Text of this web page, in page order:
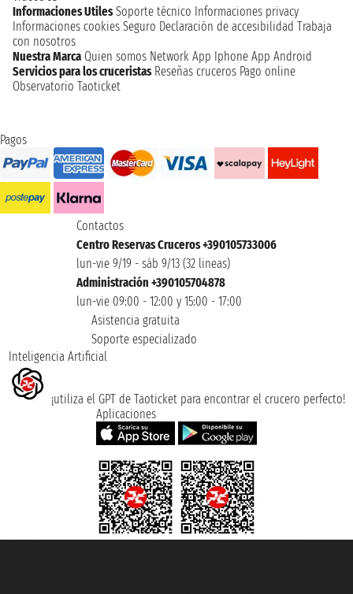
Informaciones Utiles Soporte técnico Informaciones privacy
Informaciones cookies Seguro Declaración de accesibilidad Trabaja
con nosotros
Nuestra Marca Quien somos Network App Iphone App Android
Servicios para los cruceristas Reseñas cruceros Pago online
Observatorio Taoticket
Pagos
Contactos
Centro Reservas Cruceros +390105733006
lun-vie 9/19 - sáb 9/13 (32 lineas)
Administración +390105704878
lun-vie 09:00 - 12:00 y 15:00 - 17:00
Asistencia gratuita
Soporte especializado
Inteligencia Artificial
¡utiliza el GPT de Taoticket para encontrar el crucero perfecto!
Aplicaciones